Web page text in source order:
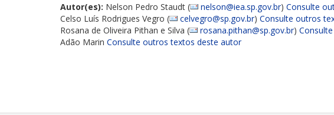
Autor(es): Nelson Pedro Staudt ( nelson@iea.sp.gov.br) Consulte
Celso Luís Rodrigues Vegro (
celvegro@sp.gov.br) Consulte outros
Rosana de Oliveira Pithan e Silva (
rosana.pithan@sp.gov.br)
Adão Marin Consulte outros textos deste autor